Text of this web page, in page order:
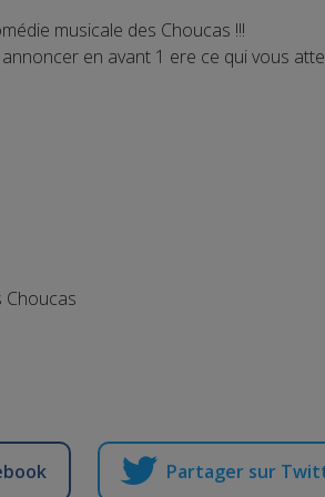
musicale des Choucas !!!
en avant 1 ere ce qui vous
Choucas
Partager sur